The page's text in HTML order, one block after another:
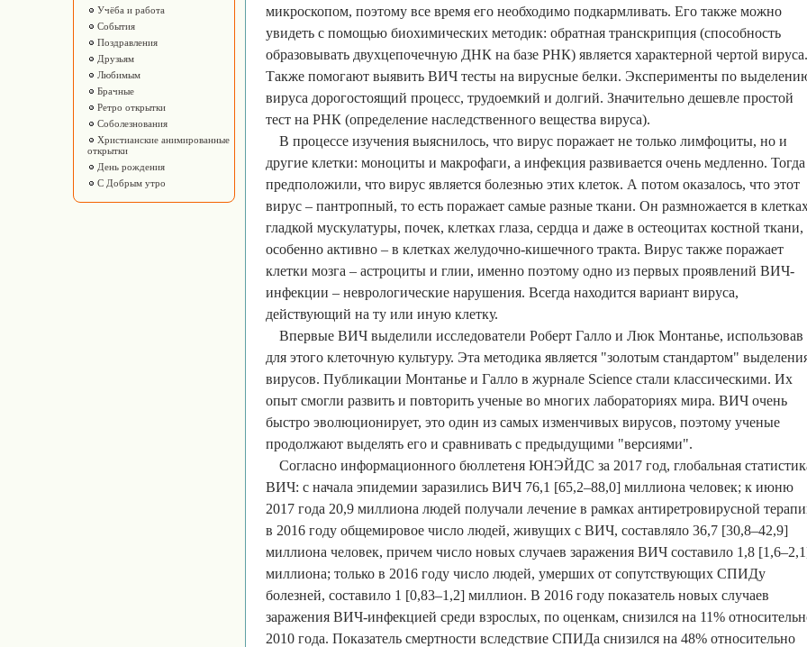
Учёба и работа
События
Поздравления
Друзьям
Любимым
Брачные
Ретро открытки
Соболезнования
Христианские анимированные
открытки
День рождения
С Добрым утро
микроскопом, поэтому все время его необходимо подкармливать. Его также можно
увидеть с помощью биохимических методик: обратная транскрипция (способность
образовывать двухцепочечную ДНК на базе РНК) является характерной чертой вируса.
Также помогают выявить ВИЧ тесты на вирусные белки. Эксперименты по
вируса дорогостоящий процесс, трудоемкий и долгий. Значительно дешевле простой
тест на РНК (определение наследственного вещества вируса).
В процессе изучения выяснилось, что вирус поражает не только лимфоциты, но и
другие клетки: моноциты и макрофаги, а инфекция развивается очень медленно. Тогда
предположили, что вирус является болезнью этих клеток. А потом оказалось, что этот
вирус – пантропный, то есть поражает самые разные ткани. Он размножается в
гладкой мускулатуры, почек, клетках глаза, сердца и даже в остеоцитах костной ткани,
особенно активно – в клетках желудочно-кишечного тракта. Вирус также поражает
клетки мозга – астроциты и глии, именно поэтому одно из первых проявлений ВИЧ-
инфекции – неврологические нарушения. Всегда находится вариант вируса,
действующий на ту или иную клетку.
Впервые ВИЧ выделили исследователи Роберт Галло и Люк Монтанье, использовав
для этого клеточную культуру. Эта методика является "золотым стандартом"
вирусов. Публикации Монтанье и Галло в журнале Science стали классическими. Их
опыт смогли развить и повторить ученые во многих лабораториях мира. ВИЧ очень
быстро эволюционирует, это один из самых изменчивых вирусов, поэтому ученые
продолжают выделять его и сравнивать с предыдущими "версиями".
Согласно информационного бюллетеня ЮНЭЙДС за 2017 год, глобальная
ВИЧ: с начала эпидемии заразились ВИЧ 76,1 [65,2–88,0] миллиона человек; к июню
2017 года 20,9 миллиона людей получали лечение в рамках антиретровирусной
в 2016 году общемировое число людей, живущих с ВИЧ, составляло 36,7 [30,8–42,9]
миллиона человек, причем число новых случаев заражения ВИЧ составило 1,8
миллиона; только в 2016 году число людей, умерших от сопутствующих СПИДу
болезней, составило 1 [0,83–1,2] миллион. В 2016 году показатель новых случаев
заражения ВИЧ-инфекцией среди взрослых, по оценкам, снизился на 11%
2010 года. Показатель смертности вследствие СПИДа снизился на 48% относительно